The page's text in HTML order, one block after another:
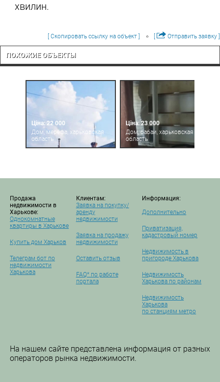
хвилин.
[ Скопировать ссылку на объект ] Отправить заявку ]
ПОХОЖИЕ ОБЪЕКТЫ
Ціна: 22 000
Дом, мерефа, харьковская
область
Ціна: 23 000
Дом, бабаи, харьковская
область
Продажа
недвижимости в
Харькове:
Однокомнатные
квартиры в Харькове
Купить дом Харьков
Телеграм бот по
недвижимости
Харькова
Клиентам:
Заявка на покупку/
аренду
недвижимости
Заявка на продажу
недвижимости
Оставить отзыв
FAQ* по работе
портала
Информация:
Дополнительно
Приватизация,
кадастровый номер
Недвижимость в
пригороде Харькова
Недвижимость
Харькова по районам
Недвижимость
Харькова
по станциям метро
На нашем сайте представлена информация от разных
операторов рынка недвижимости.